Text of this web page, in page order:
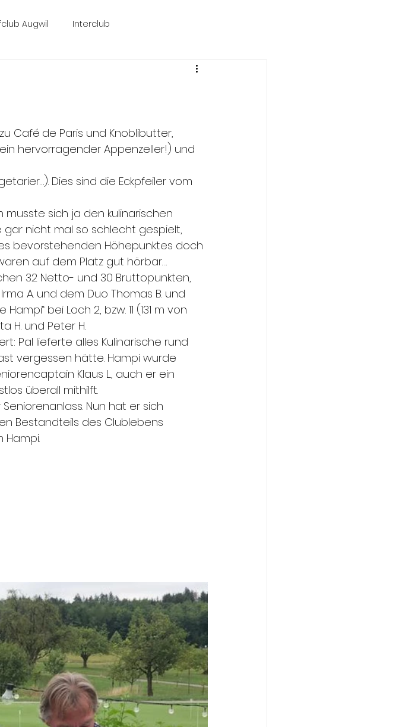
Augwil Interclub
Café de Paris und Knoblibutter,
hervorragender Appenzeller!) und
Dies sind die Eckpfeiler vom
sich ja den kulinarischen
gar nicht mal so schlecht gespielt,
bevorstehenden Höhepunktes doch
auf dem Platz gut hörbar….
32 Netto- und 30 Bruttopunkten,
A. und dem Duo Thomas B. und
bei Loch 2, bzw. 11 (131 m von
H. und Peter H.
Pal lieferte alles Kulinarische rund
vergessen hätte. Hampi wurde
Klaus L., auch er ein
überall mithilft.
Nun hat er sich
Bestandteils des Clublebens
Hampi.